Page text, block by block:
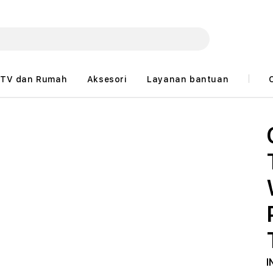
TV dan Rumah Aksesori Layanan bantuan